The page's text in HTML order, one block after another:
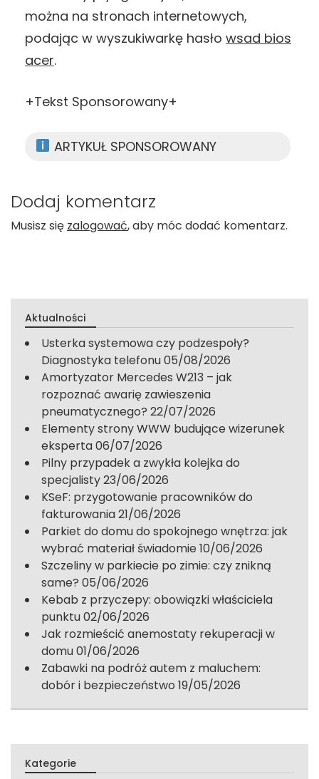
można na stronach internetowych,
podając w wyszukiwarkę hasło wsad bios
acer.
+Tekst Sponsorowany+
ARTYKUŁ SPONSOROWANY
Dodaj komentarz
Musisz się zalogować, aby móc dodać komentarz.
Aktualności
Usterka systemowa czy podzespoły?
Diagnostyka telefonu05/08/2026
Amortyzator Mercedes W213 – jak
rozpoznać awarię zawieszenia
pneumatycznego? 22/07/2026
Elementy strony WWW budujące wizerunek
eksperta06/07/2026
Pilny przypadek a zwykła kolejka do
specjalisty23/06/2026
KSeF: przygotowanie pracowników do
fakturowania21/06/2026
Parkiet do domu do spokojnego wnętrza: jak
wybrać materiał świadomie 10/06/2026
Szczeliny w parkiecie po zimie: czy znikną
same? 05/06/2026
Kebab z przyczepy: obowiązki właściciela
punktu02/06/2026
Jak rozmieścić anemostaty rekuperacji w
domu01/06/2026
Zabawki na podróż autem z maluchem:
dobór i bezpieczeństwo 19/05/2026
Kategorie